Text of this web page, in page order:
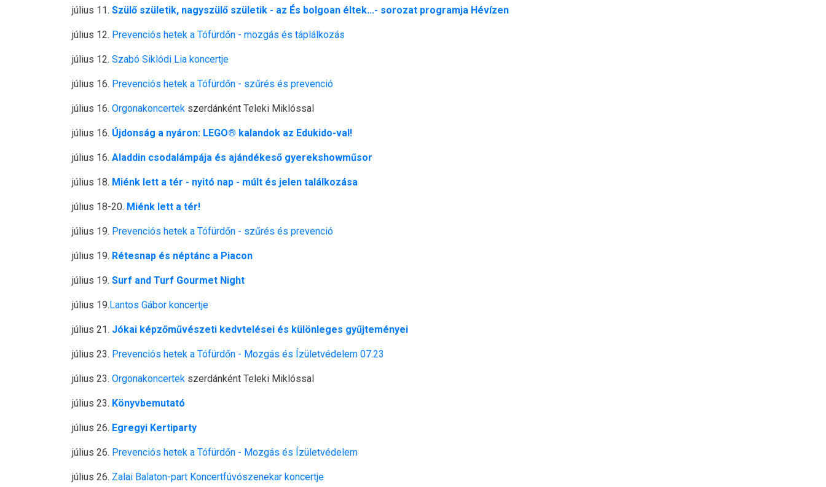
július 11. Szülő születik, nagyszülő születik - az És bolgoan éltek...- sorozat programja Hévízen
július 12. Prevenciós hetek a Tófürdőn - mozgás és táplálkozás
július 12. Szabó Siklódi Lia koncertje
július 16. Prevenciós hetek a Tófürdőn - szűrés és prevenció
július 16. Orgonakoncertek szerdánként Teleki Miklóssal
július 16. Újdonság a nyáron: LEGO® kalandok az Edukido-val!
július 16. Aladdin csodalámpája és ajándékeső gyerekshowműsor
július 18. Miénk lett a tér - nyitó nap - múlt és jelen találkozása
július 18-20. Miénk lett a tér!
július 19. Prevenciós hetek a Tófürdőn - szűrés és prevenció
július 19. Rétesnap és néptánc a Piacon
július 19. Surf and Turf Gourmet Night
július 19. Lantos Gábor koncertje
július 21. Jókai képzőművészeti kedvtelései és különleges gyűjteményei
július 23. Prevenciós hetek a Tófürdőn - Mozgás és Ízületvédelem 07.23
július 23. Orgonakoncertek szerdánként Teleki Miklóssal
július 23. Könyvbemutató
július 26. Egregyi Kertiparty
július 26. Prevenciós hetek a Tófürdőn - Mozgás és Ízületvédelem
július 26. Zalai Balaton-part Koncertfúvószenekar koncertje